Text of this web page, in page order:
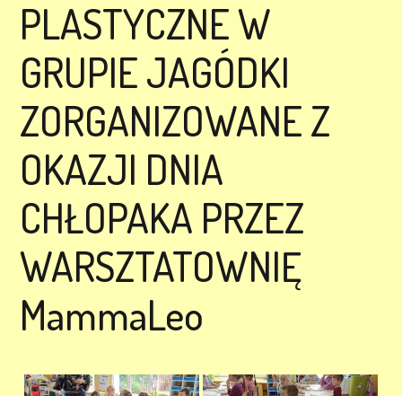
PLASTYCZNE W
GRUPIE JAGÓDKI
ZORGANIZOWANE Z
OKAZJI DNIA
CHŁOPAKA PRZEZ
WARSZTATOWNIĘ
MammaLeo